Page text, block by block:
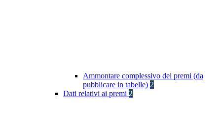
Ammontare complessivo dei premi (da
pubblicare in tabelle) 2
Dati relativi ai premi 2